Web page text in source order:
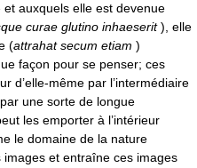
auxquels elle est devenue
curae glutino inhaeserit), elle
(attrahat secum etiam )
façon pour se penser; ces
d’elle-même par l’intermédiaire
une sorte de longue
les emporter à l’intérieur
le domaine de la nature
et entraîne ces images